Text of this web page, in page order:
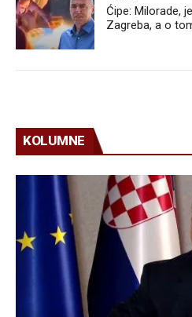
Ćipe: Milorade,
Zagreba, a o
KOLUMNE